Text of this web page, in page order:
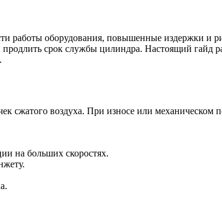
оборудования, повышенные издержки и
срок службы цилиндра. Настоящий гайд
воздуха. При износе или механическом
на больших скоростях.